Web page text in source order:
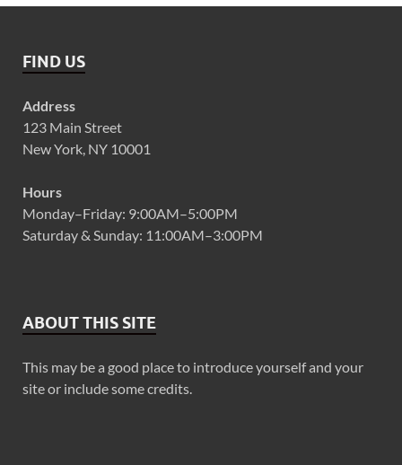
FIND US
Address
123 Main Street
New York, NY 10001
Hours
Monday–Friday: 9:00AM–5:00PM
Saturday & Sunday: 11:00AM–3:00PM
ABOUT THIS SITE
This may be a good place to introduce yourself and your
site or include some credits.